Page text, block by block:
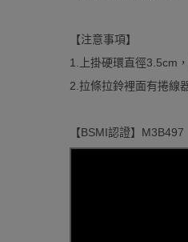
【注意事項】
1.上掛硬環直徑3.5cm
2.拉條拉鈴裡面有捲線
【BSMI認證】M3B497